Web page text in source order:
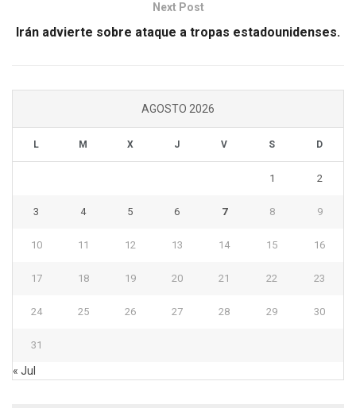
Next Post
Irán advierte sobre ataque a tropas estadounidenses.
AGOSTO 2026
L M X J V S D
1 2
3 4 5 6 7 8 9
10 11 12 13 14 15 16
17 18 19 20 21 22 23
24 25 26 27 28 29 30
31
« Jul